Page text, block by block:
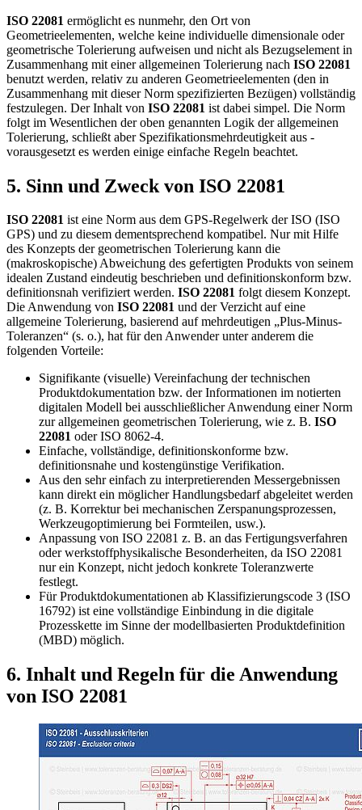
ISO 22081 ermöglicht es nunmehr, den Ort von
Geometrieelementen, welche keine individuelle dimensionale oder
geometrische Tolerierung aufweisen und nicht als Bezugselement in
Zusammenhang mit einer allgemeinen Tolerierung nach ISO 22081
benutzt werden, relativ zu anderen Geometrieelementen (den in
Zusammenhang mit dieser Norm spezifizierten Bezügen) vollständig
festzulegen. Der Inhalt von ISO 22081 ist dabei simpel. Die Norm
folgt im Wesentlichen der oben genannten Logik der allgemeinen
Tolerierung, schließt aber Spezifikationsmehrdeutigkeit aus -
vorausgesetzt es werden einige einfache Regeln beachtet.
5. Sinn und Zweck von ISO 22081
ISO 22081 ist eine Norm aus dem GPS-Regelwerk der ISO (ISO
GPS) und zu diesem dementsprechend kompatibel. Nur mit Hilfe
des Konzepts der geometrischen Tolerierung kann die
(makroskopische) Abweichung des gefertigten Produkts von seinem
idealen Zustand eindeutig beschrieben und definitionskonform bzw.
definitionsnah verifiziert werden. ISO 22081 folgt diesem Konzept.
Die Anwendung von ISO 22081 und der Verzicht auf eine
allgemeine Tolerierung, basierend auf mehrdeutigen „Plus-Minus-
Toleranzen“ (s. o.), hat für den Anwender unter anderem die
folgenden Vorteile:
Signifikante (visuelle) Vereinfachung der technischen
Produktdokumentation bzw. der Informationen im notierten
digitalen Modell bei ausschließlicher Anwendung einer Norm
zur allgemeinen geometrischen Tolerierung, wie z. B. ISO
22081 oder ISO 8062-4.
Einfache, vollständige, definitionskonforme bzw.
definitionsnahe und kostengünstige Verifikation.
Aus den sehr einfach zu interpretierenden Messergebnissen
kann direkt ein möglicher Handlungsbedarf abgeleitet werden
(z. B. Korrektur bei mechanischen Zerspanungsprozessen,
Werkzeugoptimierung bei Formteilen, usw.).
Anpassung von ISO 22081 z. B. an das Fertigungsverfahren
oder werkstoffphysikalische Besonderheiten, da ISO 22081
nur ein Konzept, nicht jedoch konkrete Toleranzwerte
festlegt.
Für Produktdokumentationen ab Klassifizierungscode 3 (ISO
16792) ist eine vollständige Einbindung in die digitale
Prozesskette im Sinne der modellbasierten Produktdefinition
(MBD) möglich.
6. Inhalt und Regeln für die Anwendung
von ISO 22081